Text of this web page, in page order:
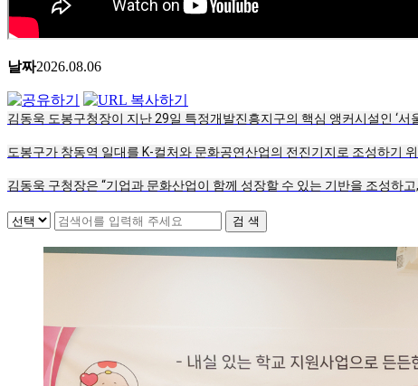
날짜2026.08.06
김동욱 도봉구청장이 지난 29일 특정개발진흥지구의 핵심 앵커시설인 ‘서
도봉구가 창동역 일대를 K-컬처와 문화공연산업의 전진기지로 조성하기
김동욱 구청장은 “기업과 문화산업이 함께 성장할 수 있는 기반을 조성하